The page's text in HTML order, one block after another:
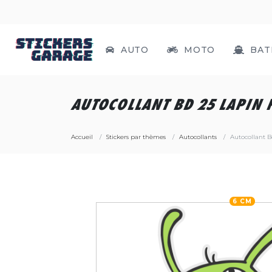
AUTO MOTO
AUTOCOLLANT BD 25 LAPIN
Accueil Stickers par thèmes Autocollants Autocollant
6 CM